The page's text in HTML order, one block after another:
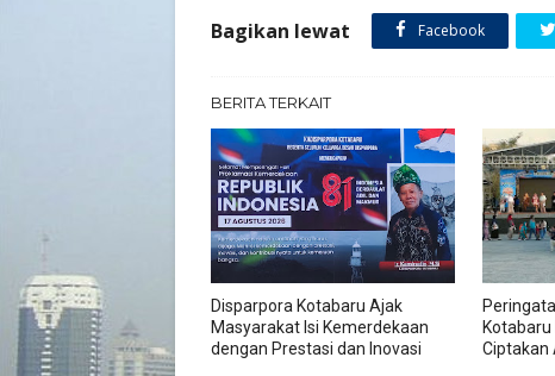
Bagikan lewat Facebook
BERITA TERKAIT
Disparpora Kotabaru Ajak
Masyarakat Isi Kemerdekaan
dengan Prestasi dan Inovasi
Ciptakan